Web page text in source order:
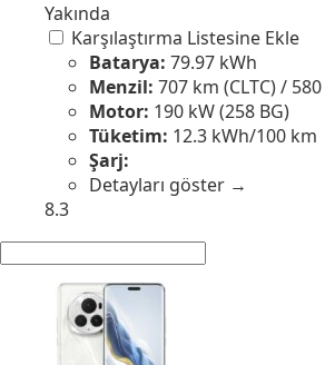
Yakında
Karşılaştırma Listesine Ekle
Batarya: 79.97 kWh
Menzil: 707 km (CLTC) /
Motor: 190 kW (258 BG)
Tüketim: 12.3 kWh/100 km
Şarj:
Detayları göster →
8.3